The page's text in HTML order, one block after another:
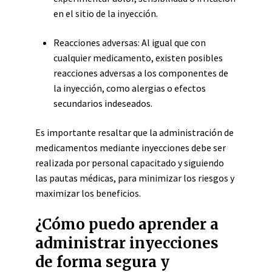
en el sitio de la inyección.
Reacciones adversas: Al igual que con
cualquier medicamento, existen posibles
reacciones adversas a los componentes de
la inyección, como alergias o efectos
secundarios indeseados.
Es importante resaltar que la administración de
medicamentos mediante inyecciones debe ser
realizada por personal capacitado y siguiendo
las pautas médicas, para minimizar los riesgos y
maximizar los beneficios.
¿Cómo puedo aprender a
administrar inyecciones
de forma segura y